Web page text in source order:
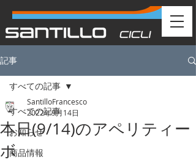
記事
すべての記事
お知らせ
商品情報
すべての記事
本日(9/14)のアペリティー
ボ
SantilloFrancesco
2022年9月14日